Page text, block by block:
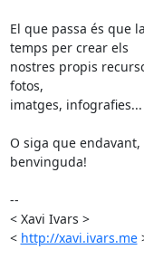
El que passa és que
temps per crear els
nostres propis
fotos,
imatges,
O siga que
benvinguda!
--
< Xavi Ivars >
< http://xavi.ivars.me